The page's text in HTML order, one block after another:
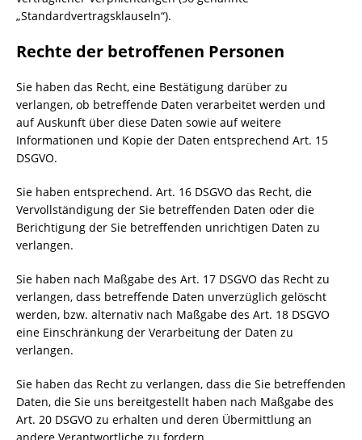
„Standardvertragsklauseln“).
Rechte der betroffenen Personen
Sie haben das Recht, eine Bestätigung darüber zu
verlangen, ob betreffende Daten verarbeitet werden und
auf Auskunft über diese Daten sowie auf weitere
Informationen und Kopie der Daten entsprechend Art. 15
DSGVO.
Sie haben entsprechend. Art. 16 DSGVO das Recht, die
Vervollständigung der Sie betreffenden Daten oder die
Berichtigung der Sie betreffenden unrichtigen Daten zu
verlangen.
Sie haben nach Maßgabe des Art. 17 DSGVO das Recht zu
verlangen, dass betreffende Daten unverzüglich gelöscht
werden, bzw. alternativ nach Maßgabe des Art. 18 DSGVO
eine Einschränkung der Verarbeitung der Daten zu
verlangen.
Sie haben das Recht zu verlangen, dass die Sie betreffenden
Daten, die Sie uns bereitgestellt haben nach Maßgabe des
Art. 20 DSGVO zu erhalten und deren Übermittlung an